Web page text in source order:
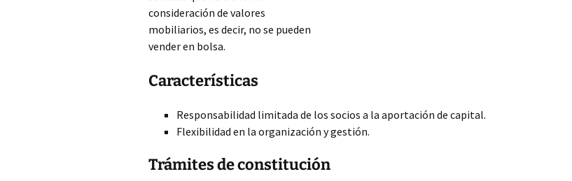
consideración de valores
mobiliarios, es decir, no se pueden
vender en bolsa.
Características
Responsabilidad limitada de los socios a la aportación de capital.
Flexibilidad en la organización y gestión.
Trámites de constitución